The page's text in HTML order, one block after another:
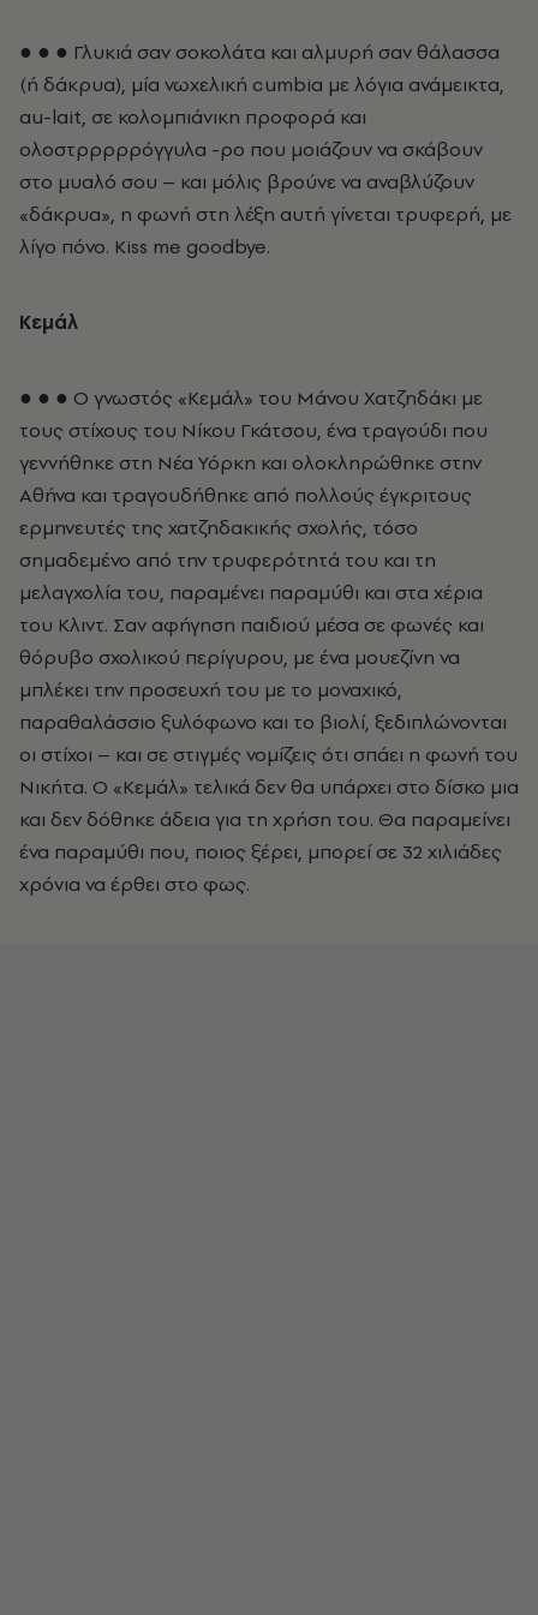
● ● ● Γλυκιά σαν σοκολάτα και αλμυρή σαν θάλασσα
(ή δάκρυα), μία νωχελική cumbia με λόγια ανάμεικτα,
au-lait, σε κολομπιάνικη προφορά και
ολοστρρρρρόγγυλα -ρο που μοιάζουν να σκάβουν
στο μυαλό σου – και μόλις βρούνε να αναβλύζουν
«δάκρυα», η φωνή στη λέξη αυτή γίνεται τρυφερή, με
λίγο πόνο. Kiss me goodbye.
Κεμάλ
● ● ● Ο γνωστός «Κεμάλ» του Μάνου Χατζηδάκι με
τους στίχους του Νίκου Γκάτσου, ένα τραγούδι που
γεννήθηκε στη Νέα Υόρκη και ολοκληρώθηκε στην
Αθήνα και τραγουδήθηκε από πολλούς έγκριτους
ερμηνευτές της χατζηδακικής σχολής, τόσο
σημαδεμένο από την τρυφερότητά του και τη
μελαγχολία του, παραμένει παραμύθι και στα χέρια
του Κλιντ. Σαν αφήγηση παιδιού μέσα σε φωνές και
θόρυβο σχολικού περίγυρου, με ένα μουεζίνη να
μπλέκει την προσευχή του με το μοναχικό,
παραθαλάσσιο ξυλόφωνο και το βιολί, ξεδιπλώνονται
οι στίχοι – και σε στιγμές νομίζεις ότι σπάει η φωνή του
Νικήτα. Ο «Κεμάλ» τελικά δεν θα υπάρχει στο δίσκο μια
και δεν δόθηκε άδεια για τη χρήση του. Θα παραμείνει
ένα παραμύθι που, ποιος ξέρει, μπορεί σε 32 χιλιάδες
χρόνια να έρθει στο φως.